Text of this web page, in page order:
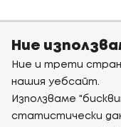
Ние
Ние и трети
нашия уебсайт.
Използваме
статистически